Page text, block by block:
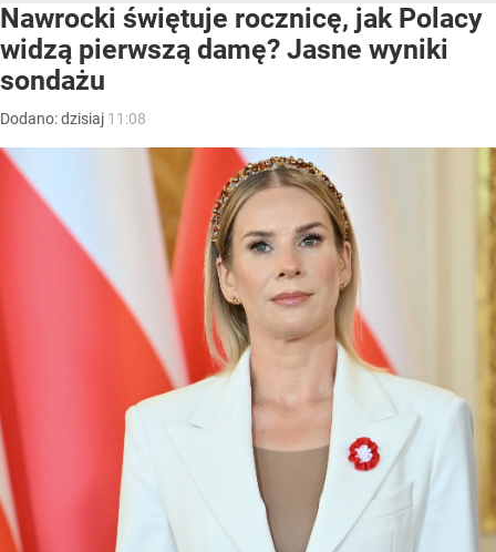
Nawrocki świętuje rocznicę, jak Polacy
widzą pierwszą damę? Jasne wyniki
sondażu
Dodano:dzisiaj 11:08